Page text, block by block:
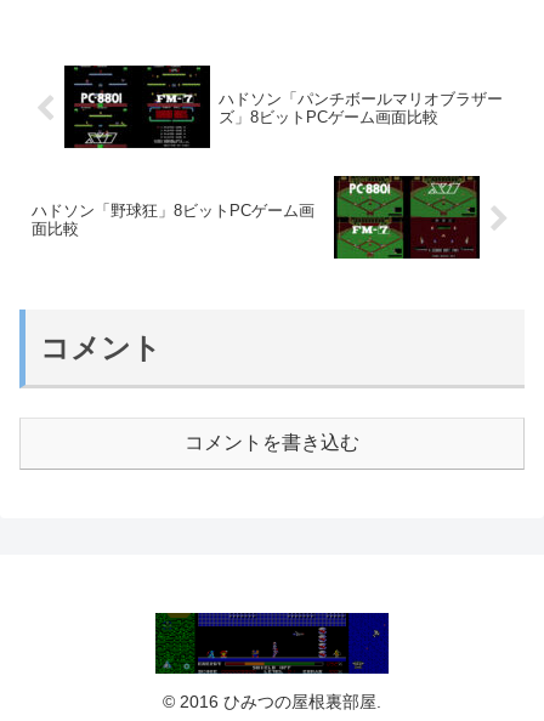
ハドソン「パンチボールマリオブラザー
ズ」8ビットPCゲーム画面比較
ハドソン「野球狂」8ビットPCゲーム画
面比較
コメント
コメントを書き込む
© 2016 ひみつの屋根裏部屋.